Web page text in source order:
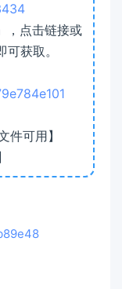
，点击链接或
获取。
件可用】